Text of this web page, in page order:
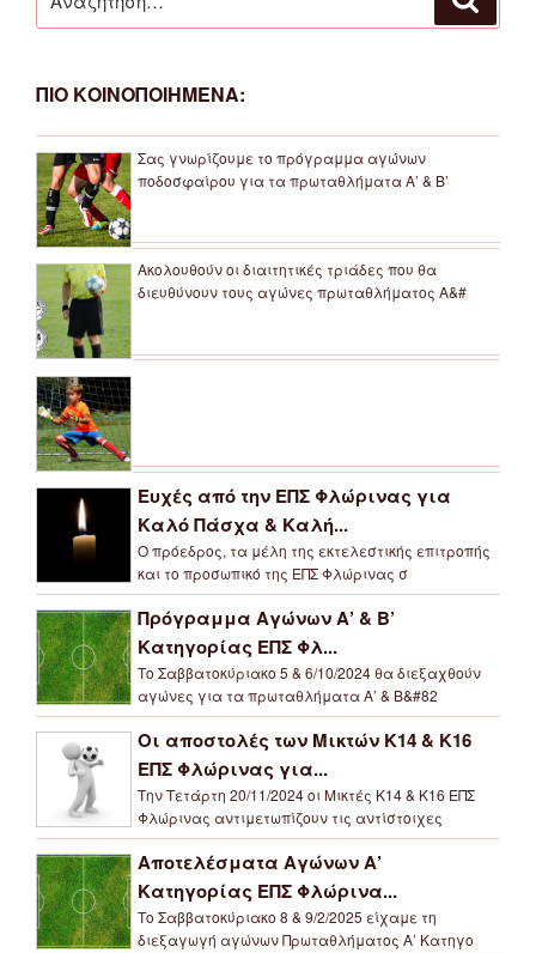
για:
ΠΙΟ ΚΟΙΝΟΠΟΙΗΜΕΝΑ:
Σας γνωρίζουμε το πρόγραμμα αγώνων
ποδοσφαίρου για τα πρωταθλήματα Α’ & Β’
Ακολουθούν οι διαιτητικές τριάδες που θα
διευθύνουν τους αγώνες πρωταθλήματος Α&#
Ευχές από την ΕΠΣ Φλώρινας για
Καλό Πάσχα & Καλή...
Ο πρόεδρος, τα μέλη της εκτελεστικής επιτροπής
και το προσωπικό της ΕΠΣ Φλώρινας σ
Πρόγραμμα Αγώνων Α’ & Β’
Κατηγορίας ΕΠΣ Φλ...
Το Σαββατοκύριακο 5 & 6/10/2024 θα διεξαχθούν
αγώνες για τα πρωταθλήματα Α’ & Β&#82
Οι αποστολές των Μικτών Κ14 & Κ16
ΕΠΣ Φλώρινας για...
Την Τετάρτη 20/11/2024 οι Μικτές Κ14 & Κ16 ΕΠΣ
Φλώρινας αντιμετωπίζουν τις αντίστοιχες
Αποτελέσματα Αγώνων Α’
Κατηγορίας ΕΠΣ Φλώρινα...
Το Σαββατοκύριακο 8 & 9/2/2025 είχαμε τη
διεξαγωγή αγώνων Πρωταθλήματος Α’ Κατηγο